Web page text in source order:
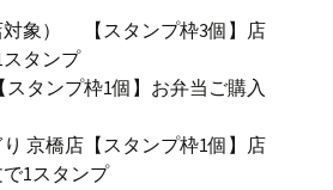
対象） 【スタンプ枠3個】店
タンプ
スタンプ枠1個】お弁当ご購入
り 京橋店【スタンプ枠1個】店
1スタンプ